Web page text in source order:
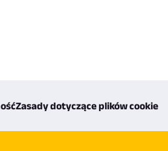
Zasady dotyczące plików cookie